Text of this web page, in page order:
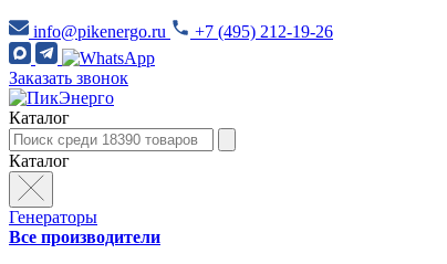
info@pikenergo.ru +7 (495) 212-19-26
Заказать звонок
Каталог
Каталог
Генераторы
Все производители